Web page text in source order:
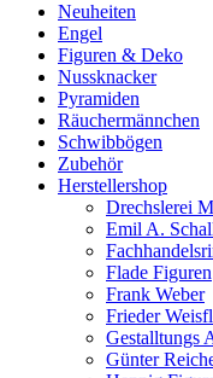
Neuheiten
Engel
Figuren & Deko
Nussknacker
Pyramiden
Räuchermännchen
Schwibbögen
Zubehör
Herstellershop
Drechslerei
Emil A.
Flade Figuren
Frank Weber
Frieder
Gestalltungs
Günter